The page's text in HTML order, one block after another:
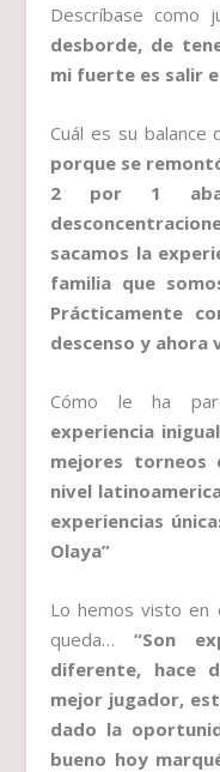
Descríbase como
desborde, de
mi fuerte es salir
Cuál es su balance
porque se
2 por 1
sacamos la
familia que
Prácticamente
descenso y ahora
Cómo le ha
experiencia
mejores
nivel
experiencias
Olaya”
Lo hemos visto en
queda…“Son
diferente, hace
mejor jugador,
dado la
bueno hoy